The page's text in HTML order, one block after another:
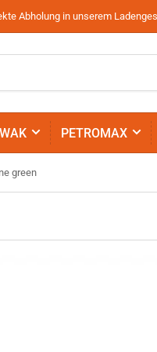
Abholung in unserem
PETROMAX
green